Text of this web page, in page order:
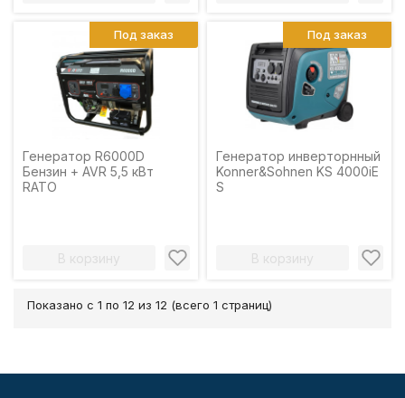
Генератор R6000D
Бензин + AVR 5,5 кВт
RATO
В корзину
Под заказ
Генератор инверторнный
Konner&Sohnen KS 4000iE
S
В корзину
Под заказ
Показано с 1 по 12 из 12 (всего 1 страниц)